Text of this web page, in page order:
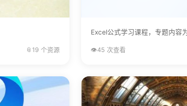
📎 19 个资源 👁️45 次查看